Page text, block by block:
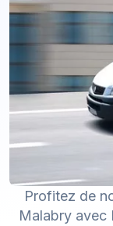
Profitez de
Malabry avec